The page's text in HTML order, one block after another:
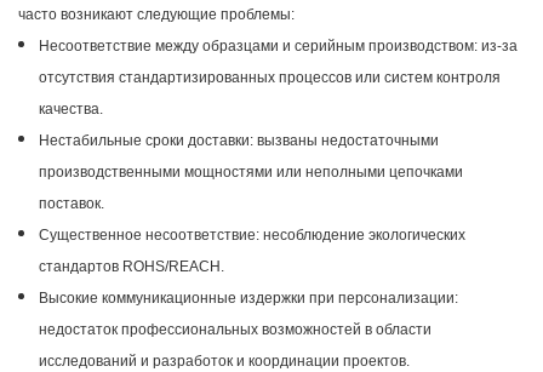
часто возникают следующие проблемы:
Несоответствие между образцами и серийным производством: из-за
отсутствия стандартизированных процессов или систем контроля
качества.
Нестабильные сроки доставки: вызваны недостаточными
производственными мощностями или неполными цепочками
поставок.
Существенное несоответствие: несоблюдение экологических
стандартов ROHS/REACH.
Высокие коммуникационные издержки при персонализации:
недостаток профессиональных возможностей в области
исследований и разработок и координации проектов.